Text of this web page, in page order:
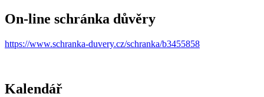
On-line schránka důvěry
https://www.schranka-duvery.cz/schranka/b3455858
Kalendář